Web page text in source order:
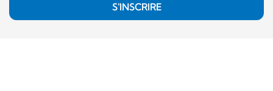
S'INSCRIRE